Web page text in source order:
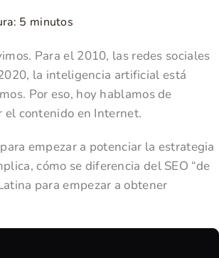
5 minutos
Para el 2010, las redes sociales
la inteligencia artificial está
Por eso, hoy hablamos de
el contenido en Internet.
empezar a potenciar la estrategia
cómo se diferencia del SEO “de
para empezar a obtener